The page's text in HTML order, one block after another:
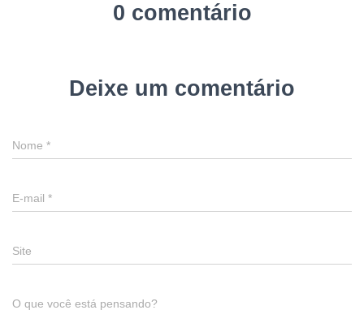
0 comentário
Deixe um comentário
Nome *
E-mail *
Site
O que você está pensando?